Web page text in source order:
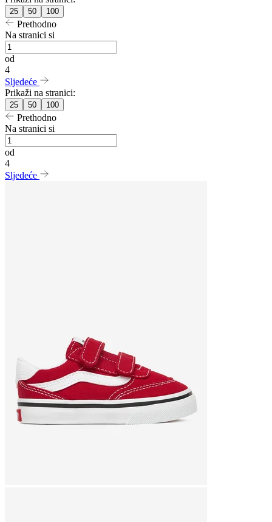
25 50 100
Prethodno
Na stranici si
od
4
Sljedeće
Prikaži na stranici:
25 50 100
Prethodno
Na stranici si
od
4
Sljedeće